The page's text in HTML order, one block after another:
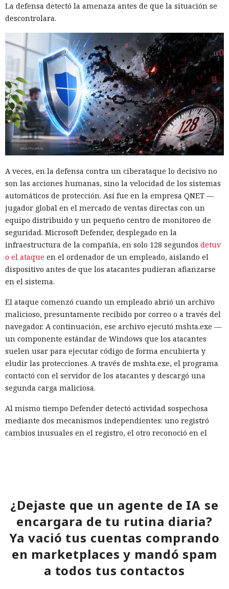
La defensa detectó la amenaza antes de que la situación se
descontrolara.
A veces, en la defensa contra un ciberataque lo decisivo no
son las acciones humanas, sino la velocidad de los sistemas
automáticos de protección. Así fue en la empresa QNET —
jugador global en el mercado de ventas directas con un
equipo distribuido y un pequeño centro de monitoreo de
seguridad. Microsoft Defender, desplegado en la
infraestructura de la compañía, en solo 128 segundos detuv
o el ataque en el ordenador de un empleado, aislando el
dispositivo antes de que los atacantes pudieran afianzarse
en el sistema.
El ataque comenzó cuando un empleado abrió un archivo
malicioso, presuntamente recibido por correo o a través del
navegador. A continuación, ese archivo ejecutó mshta.exe —
un componente estándar de Windows que los atacantes
suelen usar para ejecutar código de forma encubierta y
eludir las protecciones. A través de mshta.exe, el programa
contactó con el servidor de los atacantes y descargó una
segunda carga maliciosa.
Al mismo tiempo Defender detectó actividad sospechosa
mediante dos mecanismos independientes: uno registró
cambios inusuales en el registro, el otro reconoció en el
En unos segundos Defender inició automáticamente el
aislamiento —el mismo procedimiento que normalmente
realiza manualmente un especialista en seguridad. El
equipo perdió acceso a la red, conservando únicamente la
comunicación con los servicios de Defender. La conexión con
el servidor de los atacantes se cortó de inmediato, y todo el
proceso desde la primera señal hasta la finalización del
¿Dejaste que un agente de IA se
encargara de tu rutina diaria?
Ya vació tus cuentas comprando
en marketplaces y mandó spam
a todos tus contactos